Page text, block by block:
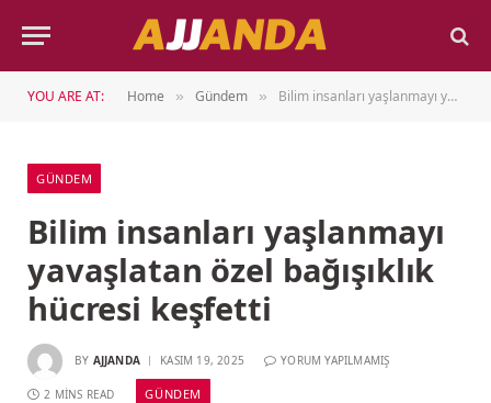
YOU ARE AT: Home » Gündem » Bilim insanları yaşlanmayı yavaşlatan özel bağışıklık hücresi keşfetti
GÜNDEM
Bilim insanları yaşlanmayı
yavaşlatan özel bağışıklık
hücresi keşfetti
BY AJJANDA KASIM 19, 2025 YORUM YAPILMAMIŞ
2 MINS READ GÜNDEM